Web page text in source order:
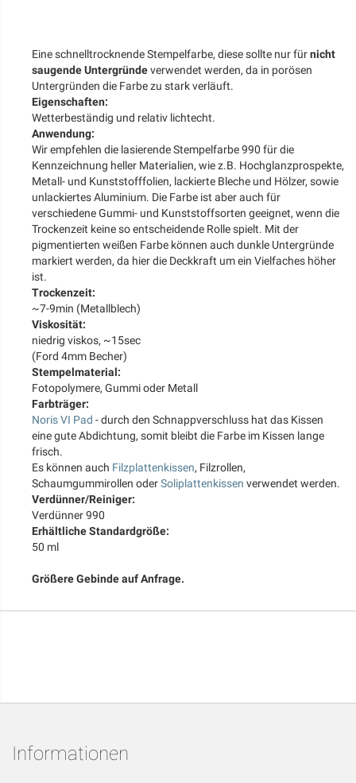
Eine schnelltrocknende Stempelfarbe, diese sollte nur fürnicht
saugende Untergründeverwendet werden, da in porösen
Untergründen die Farbe zu stark verläuft.
Eigenschaften:
Wetterbeständig und relativ lichtecht.
Anwendung:
Wir empfehlen die lasierende Stempelfarbe 990 für die
Kennzeichnung heller Materialien, wie z.B. Hochglanzprospekte,
Metall- und Kunststofffolien, lackierte Bleche und Hölzer, sowie
unlackiertes Aluminium. Die Farbe ist aber auch für
verschiedene Gummi- und Kunststoffsorten geeignet, wenn die
Trockenzeit keine so entscheidende Rolle spielt. Mit der
pigmentierten weißen Farbe können auch dunkle Untergründe
markiert werden, da hier die Deckkraft um ein Vielfaches höher
ist.
Trockenzeit:
~7-9min (Metallblech)
Viskosität:
niedrig viskos, ~15sec
(Ford 4mm Becher)
Stempelmaterial:
Fotopolymere, Gummi oder Metall
Farbträger:
Noris VI Pad - durch den Schnappverschluss hat das Kissen
eine gute Abdichtung, somit bleibt die Farbe im Kissen lange
frisch.
Es können auch Filzplattenkissen, Filzrollen,
Schaumgummirollen oderSoliplattenkissen verwendet werden.
Verdünner/Reiniger:
Verdünner 990
Erhältliche Standardgröße:
50 ml
Größere Gebinde auf Anfrage.
Informationen